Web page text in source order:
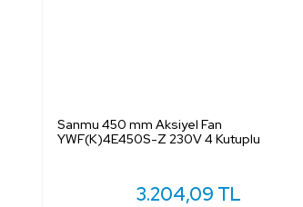
Sanmu 450 mm Aksiyel Fan
YWF(K)4E450S-Z 230V 4 Kutuplu
3.204,09 TL